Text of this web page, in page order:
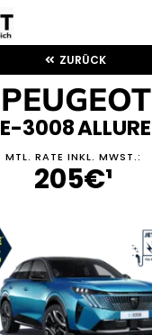
ZURÜCK
PEUGEOT
E-3008ALLURE
MTL. RATE INKL. MWST.:
205€¹